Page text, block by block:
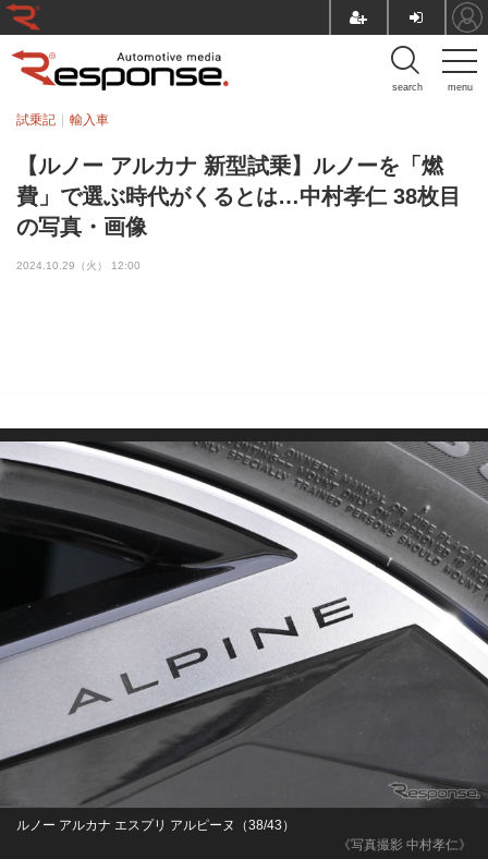
menu
search
【ルノー アルカナ 新型試乗】ルノーを「燃
費」で選ぶ時代がくるとは…中村孝仁 38枚目
の写真・画像
試乗記 輸入車
2024.10.29（火） 12:00
《写真撮影 中村孝仁》
ルノー アルカナ エスプリ アルピーヌ（38/43）